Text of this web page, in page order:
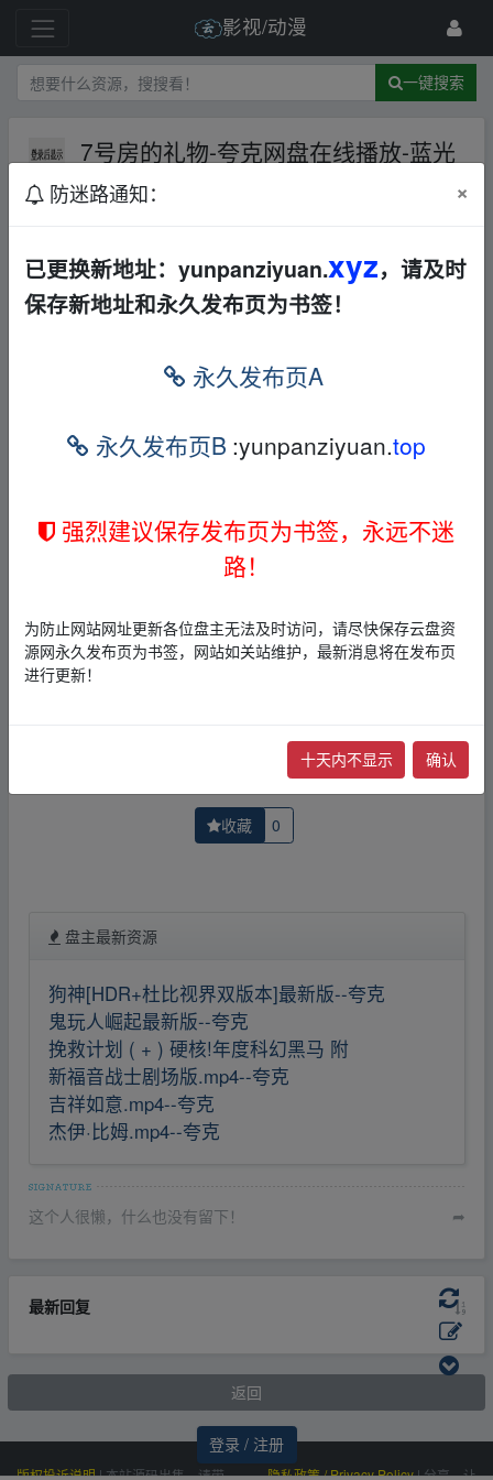
登录 / 注册
影视/动漫
一键搜索
7号房的礼物-夸克网盘在线播放-蓝光
高清【电影】
本帖含有隐藏内容，请您 后查看
介绍展示帖子，本站不存储任何实质资源数据。
3，本文内所有链接指向的云盘网盘资源，其版权归版权方
所有！其实际管理权为帖子发布者所有，本站无法操作相
在侵权后，立即删除相关介绍帖子！
收藏 0
盘主最新资源
狗神[HDR+杜比视界双版本]最新版--夸克
鬼玩人崛起最新版--夸克
挽救计划 ( + ) 硬核!年度科幻黑马 附
新福音战士剧场版.mp4--夸克
吉祥如意.mp4--夸克
杰伊·比姆.mp4--夸克
这个人很懒，什么也没有留下！ ➦
最新回复
返回
版权投诉说明|本站源码出售，请带 隐私政策 / Privacy Policy|分享，让
防迷路通知： ×
已更换新地址：yunpanziyuan.xyz，请及时
保存新地址和永久发布页为书签！
永久发布页A
永久发布页B :yunpanziyuan.top
强烈建议保存发布页为书签，永远不迷
路！
为防止网站网址更新各位盘主无法及时访问，请尽快保存云盘资
源网永久发布页为书签，网站如关站维护，最新消息将在发布页
进行更新！
十天内不显示 确认